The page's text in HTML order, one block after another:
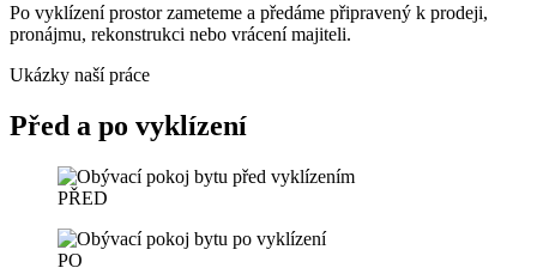
Po vyklízení prostor zameteme a předáme připravený k prodeji,
pronájmu, rekonstrukci nebo vrácení majiteli.
Ukázky naší práce
Před a po vyklízení
PŘED
PO